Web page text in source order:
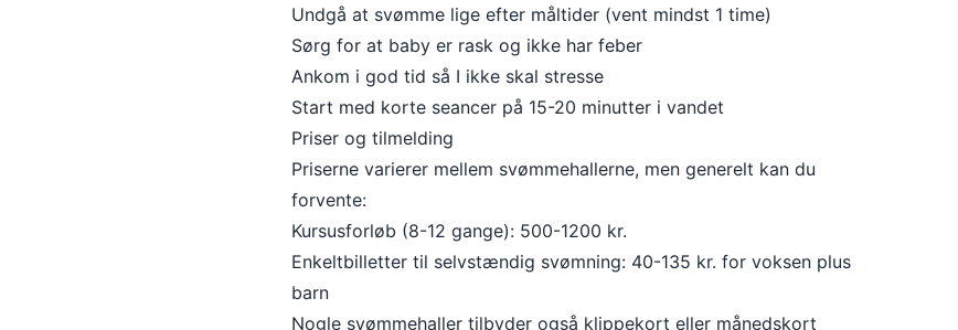
Undgå at svømme lige efter måltider (vent mindst 1 time)
Sørg for at baby er rask og ikke har feber
Ankom i god tid så I ikke skal stresse
Start med korte seancer på 15-20 minutter i vandet
Priser og tilmelding
Priserne varierer mellem svømmehallerne, men generelt kan du
forvente:
Kursusforløb (8-12 gange): 500-1200 kr.
Enkeltbilletter til selvstændig svømning: 40-135 kr. for voksen plus
barn
Nogle svømmehaller tilbyder også klippekort eller månedskort